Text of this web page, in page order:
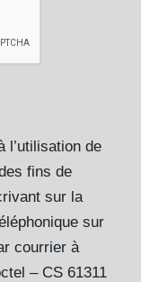
l’utilisation de
fins de
sur la
sur
courrier à
– CS 61311